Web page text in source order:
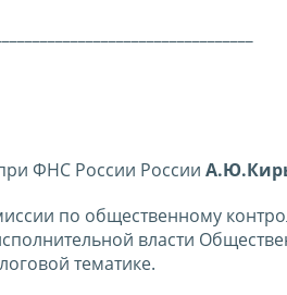
ФНС России России
по общественному
власти
тематике.